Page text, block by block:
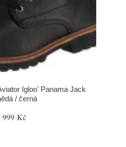
Igloo' Panama Jack
/ černá
999 Kč